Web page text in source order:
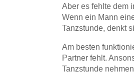
Aber es fehlte dem
Wenn ein Mann
Tanzstunde, denkt
Am besten
Partner fehlt.
Tanzstunde